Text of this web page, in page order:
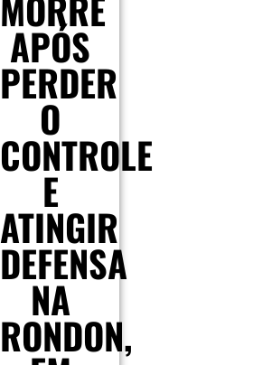
APÓS
PERDER
O
CONTROLE
E
ATINGIR
DEFENSA
NA
RONDON,